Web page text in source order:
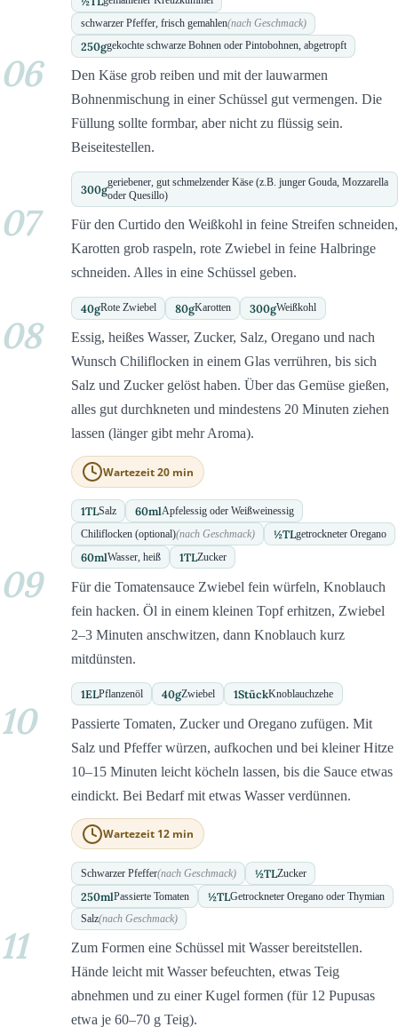
schwarzer Pfeffer, frisch gemahlen(nach Geschmack)
250ggekochte schwarze Bohnen oder Pintobohnen, abgetropft
06
Den Käse grob reiben und mit der lauwarmen
Bohnenmischung in einer Schüssel gut vermengen. Die
Füllung sollte formbar, aber nicht zu flüssig sein.
Beiseitestellen.
300ggeriebener, gut schmelzender Käse (z.B. junger Gouda, Mozzarella
oder Quesillo)
07
Für den Curtido den Weißkohl in feine Streifen schneiden,
Karotten grob raspeln, rote Zwiebel in feine Halbringe
schneiden. Alles in eine Schüssel geben.
40gRote Zwiebel 80gKarotten 300gWeißkohl
08
Essig, heißes Wasser, Zucker, Salz, Oregano und nach
Wunsch Chiliflocken in einem Glas verrühren, bis sich
Salz und Zucker gelöst haben. Über das Gemüse gießen,
alles gut durchkneten und mindestens 20 Minuten ziehen
lassen (länger gibt mehr Aroma).
Wartezeit 20 min
1TLSalz 60mlApfelessig oder Weißweinessig
Chiliflocken (optional)(nach Geschmack) ½TLgetrockneter Oregano
60mlWasser, heiß 1TLZucker
09
Für die Tomatensauce Zwiebel fein würfeln, Knoblauch
fein hacken. Öl in einem kleinen Topf erhitzen, Zwiebel
2–3 Minuten anschwitzen, dann Knoblauch kurz
mitdünsten.
1ELPflanzenöl 40gZwiebel 1StückKnoblauchzehe
10
Passierte Tomaten, Zucker und Oregano zufügen. Mit
Salz und Pfeffer würzen, aufkochen und bei kleiner Hitze
10–15 Minuten leicht köcheln lassen, bis die Sauce etwas
eindickt. Bei Bedarf mit etwas Wasser verdünnen.
Wartezeit 12 min
Schwarzer Pfeffer(nach Geschmack) ½TLZucker
250mlPassierte Tomaten ½TLGetrockneter Oregano oder Thymian
Salz(nach Geschmack)
11
Zum Formen eine Schüssel mit Wasser bereitstellen.
Hände leicht mit Wasser befeuchten, etwas Teig
abnehmen und zu einer Kugel formen (für 12 Pupusas
etwa je 60–70 g Teig).